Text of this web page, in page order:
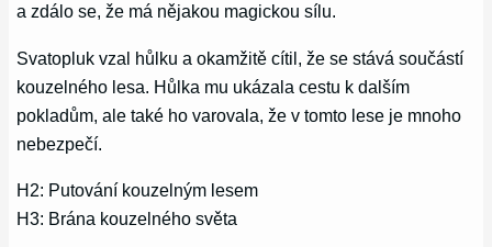
a zdálo se, že má nějakou magickou sílu.
Svatopluk vzal hůlku a okamžitě cítil, že se stává součástí
kouzelného lesa. Hůlka mu ukázala cestu k dalším
pokladům, ale také ho varovala, že v tomto lese je mnoho
nebezpečí.
H2: Putování kouzelným lesem
H3: Brána kouzelného světa